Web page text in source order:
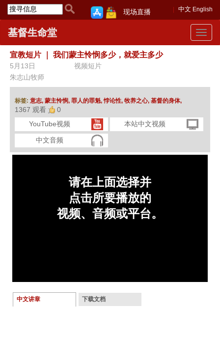
中文 English
现场直播
Toggle
基督生命堂
宣教短片 我们蒙主怜悯多少，就爱主多少
5月13日
视频短片
朱志山牧师
标签: 意志, 蒙主怜悯, 罪人的罪魁,悖论性, 牧养之心, 基督的身体,
1367 观看
0
YouTube视频
本站中文视频
中文音频
中文讲章 下载文档